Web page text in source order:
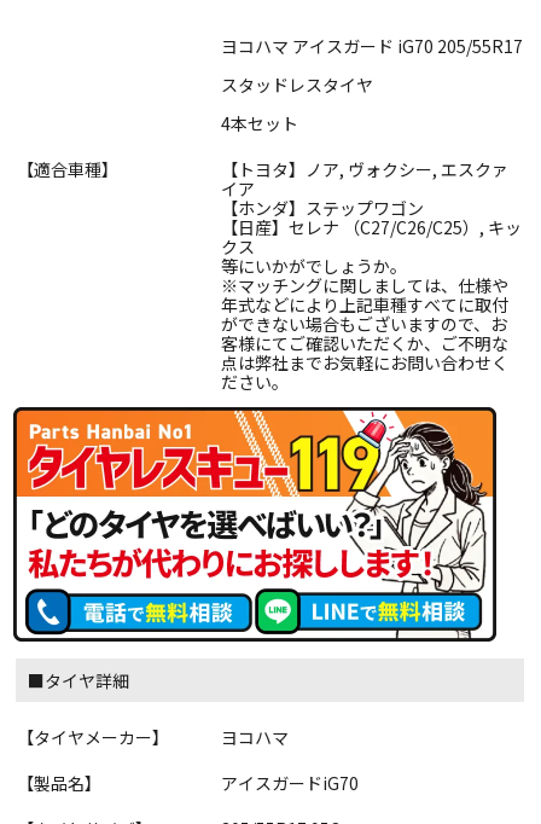
ヨコハマ アイスガード iG70 205/55R17
スタッドレスタイヤ
4本セット
【適合車種】
【トヨタ】ノア, ヴォクシー, エスクァ
イア
【ホンダ】ステップワゴン
【日産】セレナ （C27/C26/C25）, キッ
クス
等にいかがでしょうか。
※マッチングに関しましては、仕様や
年式などにより上記車種すべてに取付
ができない場合もございますので、お
客様にてご確認いただくか、ご不明な
点は弊社までお気軽にお問い合わせく
ださい。
■タイヤ詳細
【タイヤメーカー】
ヨコハマ
【製品名】
アイスガードiG70